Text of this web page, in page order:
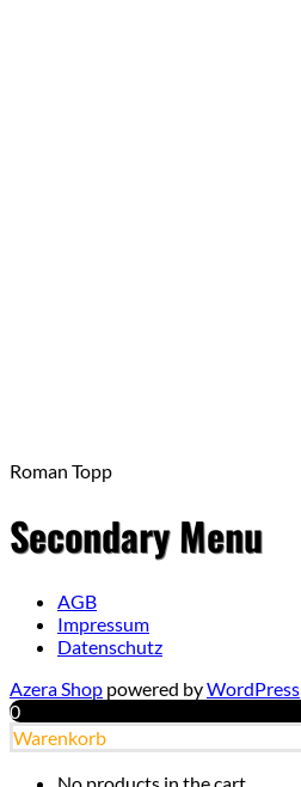
Roman Topp
Secondary Menu
AGB
Impressum
Datenschutz
Azera Shop powered byWordPress
0
Warenkorb
No products in the cart.